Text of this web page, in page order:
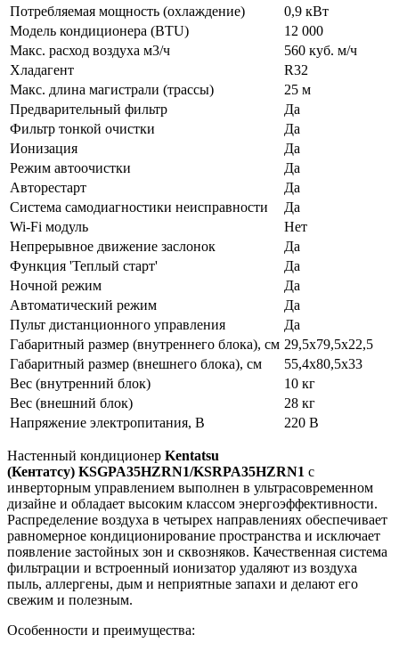
Потребляемая мощность (охлаждение)
0,9 кВт
Модель кондиционера (BTU)
12 000
Макс. расход воздуха м3/ч
560 куб. м/ч
Хладагент
R32
Макс. длина магистрали (трассы)
25 м
Предварительный фильтр
Да
Фильтр тонкой очистки
Да
Ионизация
Да
Режим автоочистки
Да
Авторестарт
Да
Система самодиагностики неисправности
Да
Wi-Fi модуль
Нет
Непрерывное движение заслонок
Да
Функция 'Теплый старт'
Да
Ночной режим
Да
Автоматический режим
Да
Пульт дистанционного управления
Да
Габаритный размер (внутреннего блока), см 29,5х79,5х22,5
Габаритный размер (внешнего блока), см
55,4х80,5х33
Вес (внутренний блок)
10 кг
Вес (внешний блок)
28 кг
Напряжение электропитания, В
220 В
Настенный кондиционер Kentatsu
(Кентатсу) KSGPA35HZRN1/KSRPA35HZRN1 с
инверторным управлением выполнен в ультрасовременном
дизайне и обладает высоким классом энергоэффективности.
Распределение воздуха в четырех направлениях обеспечивает
равномерное кондиционирование пространства и исключает
появление застойных зон и сквозняков. Качественная система
фильтрации и встроенный ионизатор удаляют из воздуха
пыль, аллергены, дым и неприятные запахи и делают его
свежим и полезным.
Особенности и преимущества: